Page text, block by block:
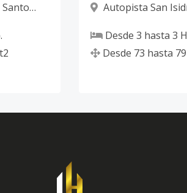
Santo
Autopista San
Desde 3 hasta 3
Desde 73 hasta 79